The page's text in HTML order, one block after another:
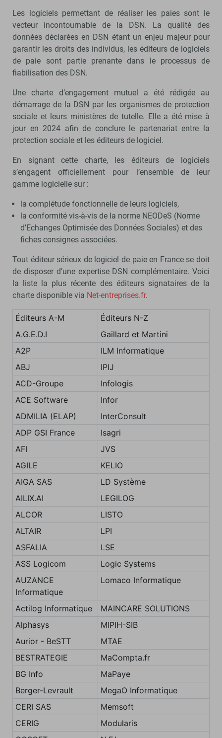
Les logiciels permettant de réaliser les paies sont le
vecteur incontournable de la DSN. La qualité des
données déclarées en DSN étant un enjeu majeur pour
garantir les droits des individus, les éditeurs de logiciels
de paie sont partie prenante dans le processus de
fiabilisation des DSN.
Une charte d’engagement mutuel a été rédigée au
démarrage de la DSN par les organismes de protection
sociale et leurs ministères de tutelle. Elle a été mise à
jour en 2024 afin de conclure le partenariat entre la
protection sociale et les éditeurs de logiciel.
En signant cette charte, les éditeurs de logiciels
s’engagent officiellement pour l’ensemble de leur
gamme logicielle sur :
la complétude fonctionnelle de leurs logiciels,
la conformité vis-à-vis de la norme NEODeS (Norme
d’Echanges Optimisée des Données Sociales) et des
fiches consignes associées.
Tout éditeur sérieux de logiciel de paie en France se doit
de disposer d’une expertise DSN complémentaire. Voici
la liste la plus récente des éditeurs signataires de la
charte disponible via Net-entreprises.fr.
Éditeurs A-M
Éditeurs N-Z
A.G.E.D.I
Gaillard et Martini
A2P
ILM Informatique
ABJ
IPIJ
ACD-Groupe
Infologis
ACE Software
Infor
ADMILIA (ELAP)
InterConsult
ADP GSI France
Isagri
AFI
JVS
AGILE
KELIO
AIGA SAS
LD Système
AILIX.AI
LEGILOG
ALCOR
LISTO
ALTAIR
LPI
ASFALIA
LSE
ASS Logicom
Logic Systems
AUZANCE
Informatique
Lomaco Informatique
Actilog Informatique
MAINCARE SOLUTIONS
Alphasys
MIPIH-SIB
Aurior - BeSTT
MTAE
BESTRATEGIE
MaCompta.fr
BG Info
MaPaye
Berger-Levrault
MegaO Informatique
CERI SAS
Memsoft
CERIG
Modularis